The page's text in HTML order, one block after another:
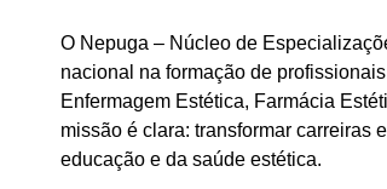
O Nepuga – Núcleo de
nacional na formação de
Enfermagem Estética, Farmácia
missão é clara: transformar carreiras
educação e da saúde estética.